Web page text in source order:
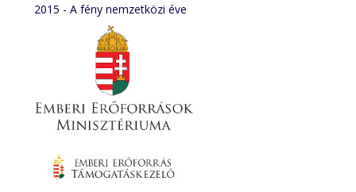
2015 - A fény nemzetközi éve